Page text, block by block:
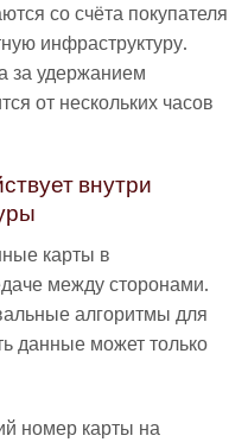
со счёта покупателя
инфраструктуру.
за удержанием
от нескольких часов
внутри
карты в
между сторонами.
алгоритмы для
данные может только
номер карты на